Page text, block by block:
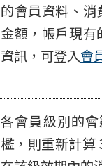
的會員資料、
金額，帳戶現
資訊，可登入會
各會員級別的
檻，則重新計算